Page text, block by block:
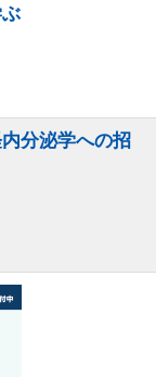
分泌学への招